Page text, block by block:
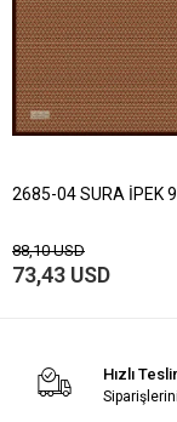
2685-04 SURA İPEK
88,10 USD
73,43 USD
Hızlı